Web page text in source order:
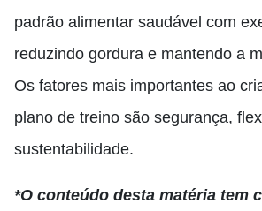
padrão alimentar saudável com
reduzindo gordura e mantendo a
Os fatores mais importantes ao
plano de treino são segurança,
sustentabilidade.
*O conteúdo desta matéria tem